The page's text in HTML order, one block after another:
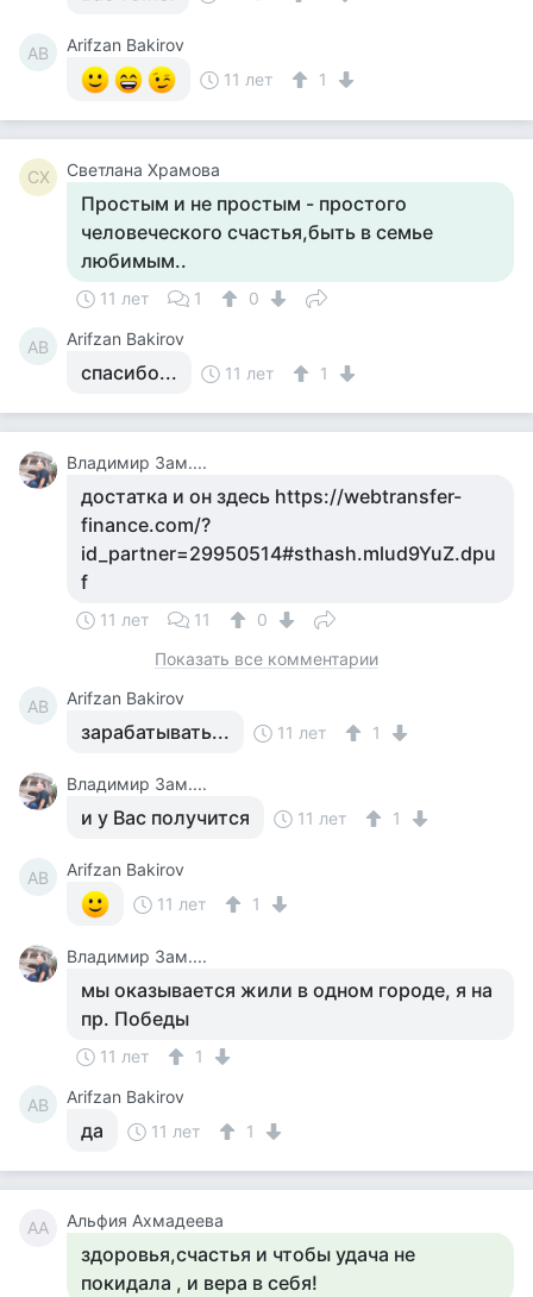
AB
Arifzan Bakirov
11 лет
1
СХ Светлана Храмова
Простым и не простым - простого
человеческого счастья,быть в семье
любимым..
11 лет 1 0
AB Arifzan Bakirov
спасибо... 11 лет 1
Владимир Зам....
достатка и он здесь https://webtransfer-
finance.com/?
id_partner=29950514#sthash.mlud9YuZ.dpu
f
11 лет 11
0
Показать все комментарии
AB Arifzan Bakirov
зарабатывать... 11 лет 1
Владимир Зам....
и у Вас получится 11 лет 1
AB
Arifzan Bakirov
11 лет
1
Владимир Зам....
мы оказывается жили в одном городе, я на
пр. Победы
11 лет 1
AB Arifzan Bakirov
да 11 лет 1
АА Альфия Ахмадеева
здоровья,счастья и чтобы удача не
покидала , и вера в себя!